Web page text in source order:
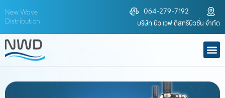
toNew Wave
Distribution
064-279-7192
บริษัท นิว เวฟ ดิสทริบิวชั่น จำกัด